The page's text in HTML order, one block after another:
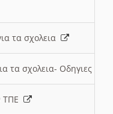
τα σχολεια
τα σχολεια- Οδηγιες
ΤΠΕ